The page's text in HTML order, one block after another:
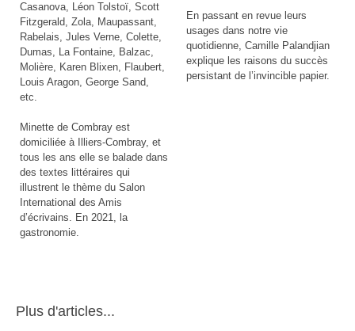
Casanova, Léon Tolstoï, Scott
Fitzgerald, Zola, Maupassant,
Rabelais, Jules Verne, Colette,
Dumas, La Fontaine, Balzac,
Molière, Karen Blixen, Flaubert,
Louis Aragon, George Sand,
etc.
Minette de Combray est
domiciliée à Illiers-Combray, et
tous les ans elle se balade dans
des textes littéraires qui
illustrent le thème du Salon
International des Amis
d’écrivains. En 2021, la
gastronomie.
En passant en revue leurs
usages dans notre vie
quotidienne, Camille Palandjian
explique les raisons du succès
persistant de l’invincible papier.
Plus d'articles...